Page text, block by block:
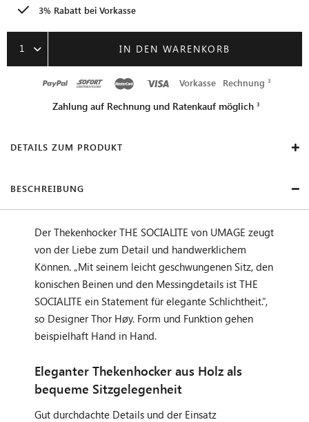
3% Rabatt bei Vorkasse
1 IN DEN WARENKORB
Vorkasse Rechnung
Zahlung auf Rechnung und Ratenkauf möglich
DETAILS ZUM PRODUKT
BESCHREIBUNG
Der Thekenhocker THE SOCIALITE von UMAGE zeugt
von der Liebe zum Detail und handwerklichem
Können. „Mit seinem leicht geschwungenen Sitz, den
konischen Beinen und den Messingdetails ist THE
SOCIALITE ein Statement für elegante Schlichtheit.“,
so Designer Thor Høy. Form und Funktion gehen
beispielhaft Hand in Hand.
Eleganter Thekenhocker aus Holz als
bequeme Sitzgelegenheit
Gut durchdachte Details und der Einsatz